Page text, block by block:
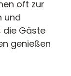
oft zur
und
die Gäste
genießen